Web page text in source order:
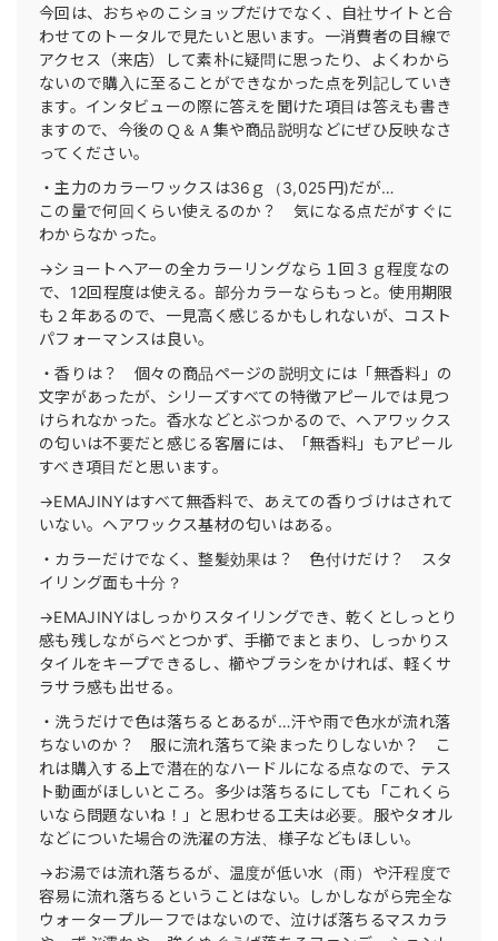
今回は、おちゃのこショップだけでなく、自社サイトと合
わせてのトータルで見たいと思います。一消費者の目線で
アクセス（来店）して素朴に疑問に思ったり、よくわから
ないので購入に至ることができなかった点を列記していき
ます。インタビューの際に答えを聞けた項目は答えも書き
ますので、今後のＱ＆Ａ集や商品説明などにぜひ反映なさ
ってください。
・主力のカラーワックスは36ｇ（3,025円)だが…
この量で何回くらい使えるのか？ 気になる点だがすぐに
わからなかった。
→ショートヘアーの全カラーリングなら１回３ｇ程度なの
で、12回程度は使える。部分カラーならもっと。使用期限
も２年あるので、一見高く感じるかもしれないが、コスト
パフォーマンスは良い。
・香りは？ 個々の商品ページの説明文には「無香料」の
文字があったが、シリーズすべての特徴アピールでは見つ
けられなかった。香水などとぶつかるので、ヘアワックス
の匂いは不要だと感じる客層には、「無香料」もアピール
すべき項目だと思います。
→EMAJINYはすべて無香料で、あえての香りづけはされて
いない。ヘアワックス基材の匂いはある。
・カラーだけでなく、整髪効果は？ 色付けだけ？ スタ
イリング面も十分？
→EMAJINYはしっかりスタイリングでき、乾くとしっとり
感も残しながらべとつかず、手櫛でまとまり、しっかりス
タイルをキープできるし、櫛やブラシをかければ、軽くサ
ラサラ感も出せる。
・洗うだけで色は落ちるとあるが…汗や雨で色水が流れ落
ちないのか？ 服に流れ落ちて染まったりしないか？ こ
れは購入する上で潜在的なハードルになる点なので、テス
ト動画がほしいところ。多少は落ちるにしても「これくら
いなら問題ないね！」と思わせる工夫は必要。服やタオル
などについた場合の洗濯の方法、様子などもほしい。
→お湯では流れ落ちるが、温度が低い水（雨）や汗程度で
容易に流れ落ちるということはない。しかしながら完全な
ウォータープルーフではないので、泣けば落ちるマスカラ